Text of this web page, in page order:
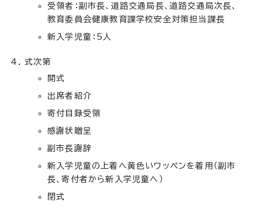
受領者：副市長、道路交通局長、道路交通局次長、
教育委員会健康教育課学校安全対策担当課長
新入学児童：5人
式次第
開式
出席者紹介
寄付目録受領
感謝状贈呈
副市長謝辞
新入学児童の上着へ黄色いワッペンを着用（副市
長、寄付者から新入学児童へ）
閉式